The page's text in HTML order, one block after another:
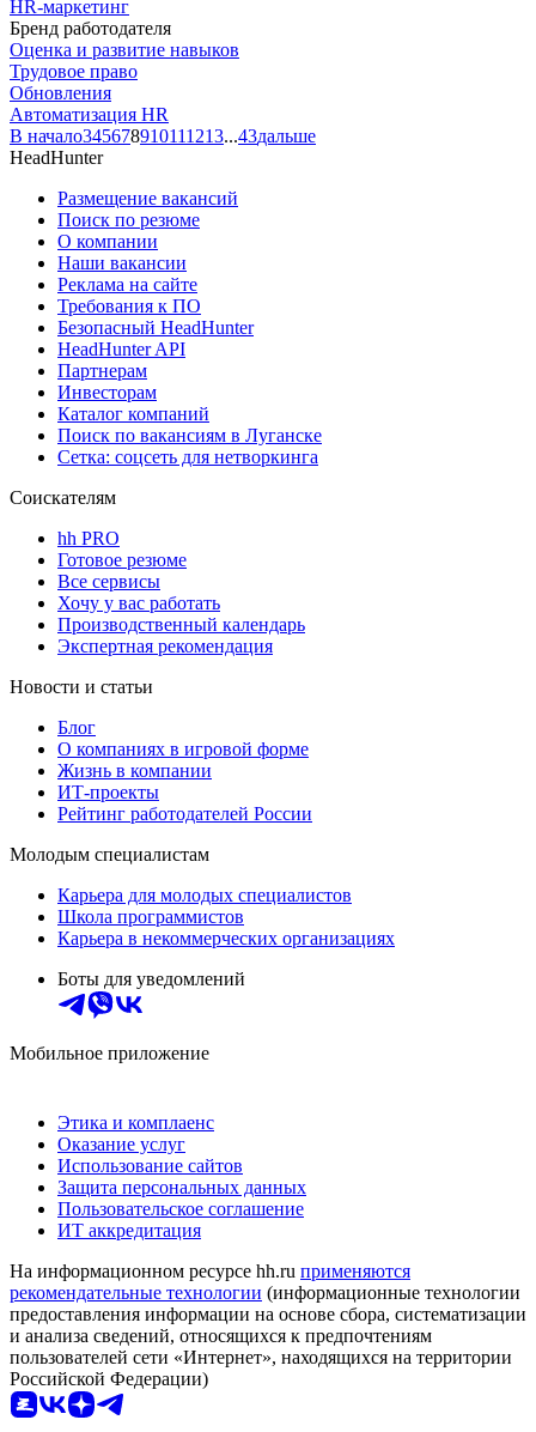
HR-маркетинг
Бренд работодателя
Оценка и развитие навыков
Трудовое право
Обновления
Автоматизация HR
В начало345678910111213...43дальше
HeadHunter
Размещение вакансий
Поиск по резюме
О компании
Наши вакансии
Реклама на сайте
Требования к ПО
Безопасный HeadHunter
HeadHunter API
Партнерам
Инвесторам
Каталог компаний
Поиск по вакансиям в Луганске
Сетка: соцсеть для нетворкинга
Соискателям
hh PRO
Готовое резюме
Все сервисы
Хочу у вас работать
Производственный календарь
Экспертная рекомендация
Новости и статьи
Блог
О компаниях в игровой форме
Жизнь в компании
ИТ-проекты
Рейтинг работодателей России
Молодым специалистам
Карьера для молодых специалистов
Школа программистов
Карьера в некоммерческих организациях
Боты для уведомлений
Мобильное приложение
Этика и комплаенс
Оказание услуг
Использование сайтов
Защита персональных данных
Пользовательское соглашение
ИТ аккредитация
На информационном ресурсе hh.ru применяются
рекомендательные технологии (информационные технологии
предоставления информации на основе сбора, систематизации
и анализа сведений, относящихся к предпочтениям
пользователей сети «Интернет», находящихся на территории
Российской Федерации)